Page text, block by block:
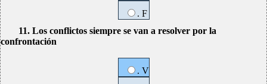
. F
11. Los conflictos siempre se van a resolver por la
confrontación
. V